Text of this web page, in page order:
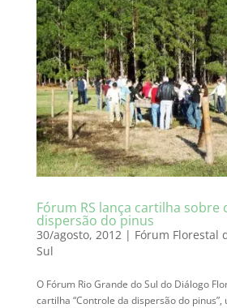
Fórum RS lança cartilha sobre
dispersão do pinus
30/agosto, 2012 | Fórum Florestal
Sul
O Fórum Rio Grande do Sul do Diálogo
cartilha “Controle da dispersão do pinus”,